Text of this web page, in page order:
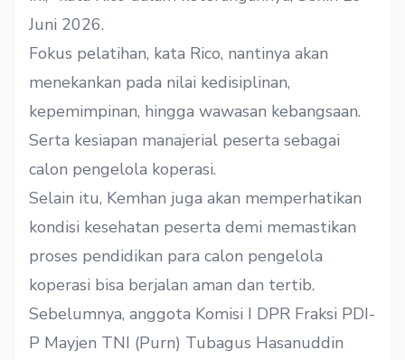
Juni 2026.
Fokus pelatihan, kata Rico, nantinya akan
menekankan pada nilai kedisiplinan,
kepemimpinan, hingga wawasan kebangsaan.
Serta kesiapan manajerial peserta sebagai
calon pengelola koperasi.
Selain itu, Kemhan juga akan memperhatikan
kondisi kesehatan peserta demi memastikan
proses pendidikan para calon pengelola
koperasi bisa berjalan aman dan tertib.
Sebelumnya, anggota Komisi I DPR Fraksi PDI-
P Mayjen TNI (Purn) Tubagus Hasanuddin